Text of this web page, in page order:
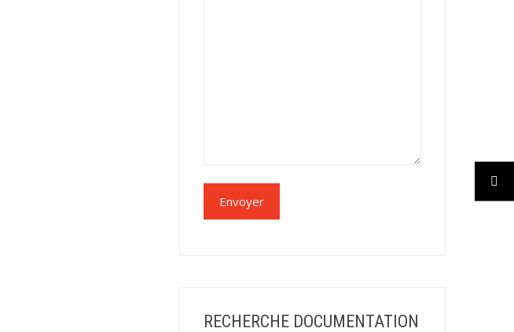
RECHERCHE DOCUMENTATION